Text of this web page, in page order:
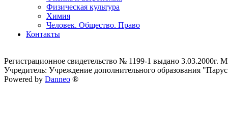
Физическая культура
Химия
Человек. Общество. Право
Контакты
Регистрационное свидетельство № 1199-1 выдано 3.03.2000г.
Учредитель: Учреждение дополнительного образования
Powered by Danneo ®